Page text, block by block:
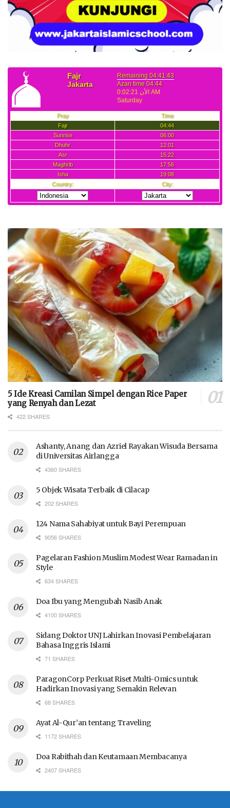
5 Ide Kreasi Camilan Simpel dengan Rice Paper
yang Renyah dan Lezat
422 SHARES
Ashanty, Anang dan Azriel Rayakan Wisuda Bersama
di Universitas Airlangga
4360 SHARES
5 Objek Wisata Terbaik di Cilacap
202 SHARES
124 Nama Sahabiyat untuk Bayi Perempuan
9056 SHARES
Pagelaran Fashion Muslim Modest Wear Ramadan in
Style
634 SHARES
Doa Ibu yang Mengubah Nasib Anak
4100 SHARES
Sidang Doktor UNJ Lahirkan Inovasi Pembelajaran
Bahasa Inggris Islami
71 SHARES
ParagonCorp Perkuat Riset Multi-Omics untuk
Hadirkan Inovasi yang Semakin Relevan
68 SHARES
Ayat Al-Qur’an tentang Traveling
1172 SHARES
Doa Rabithah dan Keutamaan Membacanya
2407 SHARES